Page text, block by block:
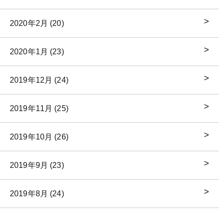
2020年2月 (20)
2020年1月 (23)
2019年12月 (24)
2019年11月 (25)
2019年10月 (26)
2019年9月 (23)
2019年8月 (24)